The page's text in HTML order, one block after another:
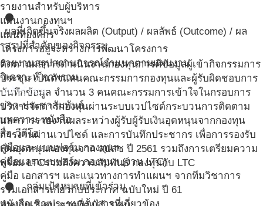
รายงานสำหรับผู้บริหาร
แผนงานกองทุนฯ
แผนที่องค์กร
โครงการอยู่ระหว่างการพัฒนาโครงการ
รายงานสรุปสถานการณ์จำแนกตามแผนงาน
วิเคราะห์ ภาพรวม
คลังข้อมูล
ข่าว-ประชาสัมพันธ์
บทความ-หนังสือ
สื่อ-วีดีโอ
คู่มือและแบบฟอร์ม กองทุนฯ
คู่มือและแบบฟอร์ม กองทุนฯ (งาน LTC)
คู่มือ เอกสารฯ และแนวทางการทำแผนฯ จากทีมวิชาการ
รวมเอกสารเกี่ยวกับประกาศ ฉบับใหม่ ปี 61
หนังสือเชิญประชุม/เอกสารที่เกี่ยวข้อง
circle
ผลที่เกิดขึ้นจริงผลผลิต (Output) / ผลลัพธ์ (Outcome) / ผล
สรุปที่สำคัญของกิจกรรม
ติดตามผลการดำเนินงานกองทุนการคีข้อมูลผู้เข้ากิจกรรมการ
ประชุม เป็นตัวแทนคณะกรรมการกองทุนและผู้รับผิดชอบการ
บันทึกข้อมูล จำนวน 3 คนคณะกรรมการเข้าใจในกรอบการ
บริหารจัดการกองทุนผ่านระบบเวปไซด์กระบวนการติดตาม
และการรายงานผลระหว่างผู้รับผู้รับเงินอุดหนุนจากกองทุน
การงานผ่านเวปไซด์ และการบันทึกประชากร เพื่อการรองรับ
เงินอุดหนุนกองทุนจาก สปสช ปี 2561 รวมถึงการเตรียมความ
พร้อม LTCรวมถึงความสัมพันธ์ กองทุนกับ LTC
circle
กลุ่มเป้าหมายที่เข้าร่วม